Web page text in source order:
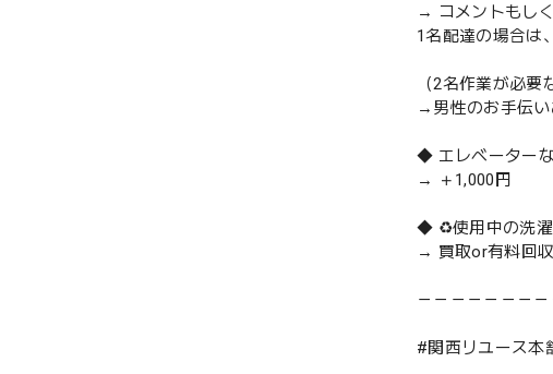
→ コメントもし
1名配達の場合は
（2名作業が必
→男性のお手伝
◆ エレベーター
→ ＋1,000円
◆ ♻️使用中の洗濯
→ 買取or有料回
－－－－－－－－
#関西リユース本